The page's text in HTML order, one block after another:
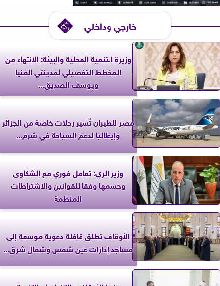
خارجي وداخلي
وزيرة التنمية المحلية والبيئة: الانتهاء من
المخطط التفصيلي لمدينتي المنيا
ويوسف الصديق...
مصر للطيران تُسير رحلات خاصة من الجزائر
وإيطاليا لدعم السياحة في شرم...
وزير الري: تعامل فوري مع الشكاوى
وحسمها وفقا للقوانين والاشتراطات
المنظمة
الأوقاف تطلق قافلة دعوية موسعة إلى
مساجد إدارات عين شمس وشمال شرق...